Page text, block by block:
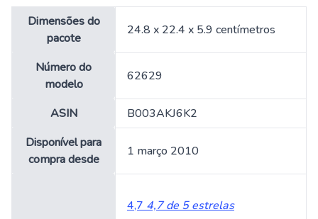
Dimensões do
pacote
24.8 x 22.4 x 5.9 centímetros
Número do
modelo
62629
ASIN
B003AKJ6K2
Disponível para
compra desde
1 março 2010
4,7 4,7 de 5 estrelas